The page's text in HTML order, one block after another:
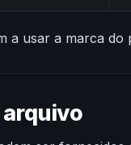
a usar a marca
arquivo